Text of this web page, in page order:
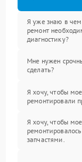
Я уже знаю в чем
ремонт
диагностику?
Мне нужен
сделать?
Я хочу, чтобы
ремонтировали
Я хочу, чтобы
запчастями.